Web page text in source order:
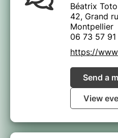
Béatrix Toto
42, Grand
Montpellier
06 73 57
https://
Send a
View